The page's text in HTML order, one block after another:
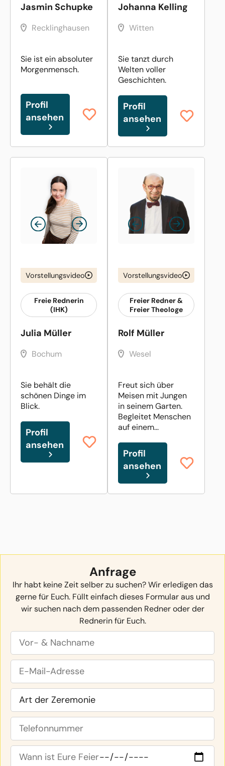
Jasmin Schupke
Recklinghausen
Sie ist ein absoluter
Morgenmensch.
Profil
ansehen
Johanna Kelling
Witten
Sie tanzt durch
Welten voller
Geschichten.
Profil
ansehen
Vorstellungsvideo
Freie Rednerin
(IHK)
Julia Müller
Bochum
Sie behält die
schönen Dinge im
Blick.
Profil
ansehen
Vorstellungsvideo
Freier Redner &
Freier Theologe
Rolf Müller
Wesel
Freut sich über
Meisen mit Jungen
in seinem Garten.
Begleitet Menschen
auf einem...
Profil
ansehen
Anfrage
Ihr habt keine Zeit selber zu suchen? Wir erledigen das
gerne für Euch. Füllt einfach dieses Formular aus und
wir suchen nach dem passenden Redner oder der
Rednerin für Euch.